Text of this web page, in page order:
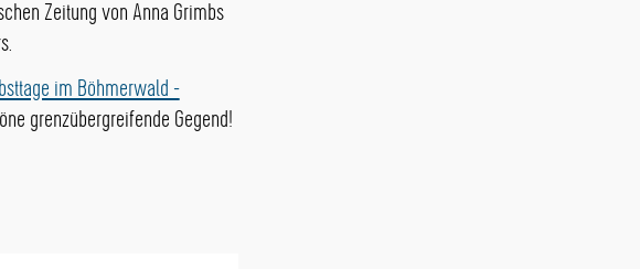
Zeitung von Anna Grimbs
im Böhmerwald -
grenzübergreifende Gegend!